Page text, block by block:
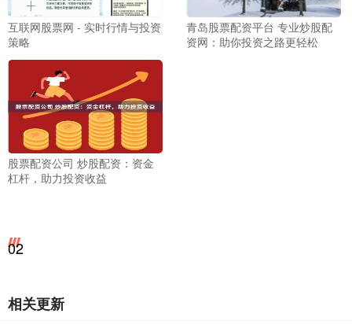
互联网股票网 - 实时行情与投资
策略
青岛股票配资平台 专业炒股配
资网：助你投资之路更轻松
股票配资公司 炒股配资：资金
杠杆，助力投资收益
02
相关更新